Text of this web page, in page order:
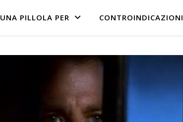
UNA PILLOLA PER CONTROINDICAZIONI